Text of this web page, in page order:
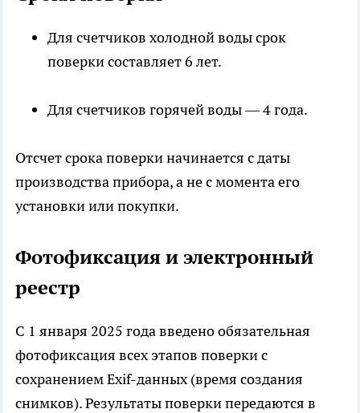
Для счетчиков холодной воды срок
поверки составляет 6 лет.
Для счетчиков горячей воды — 4 года.
Отсчет срока поверки начинается с даты
производства прибора, а не с момента его
установки или покупки.
Фотофиксация и электронный
реестр
С 1 января 2025 года введено обязательная
фотофиксация всех этапов поверки с
сохранением Exif-данных (время создания
снимков). Результаты поверки передаются в